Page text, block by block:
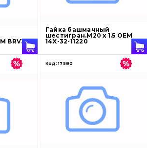
материалы
BRV32
Гайка башмачный
шестигран.M20 x 1.5 OEM
14X-32-11220
Код: 17580